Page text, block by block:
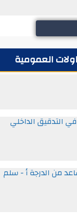
العمومية
التدقيق الداخلي
من الدرجة أ - سلم